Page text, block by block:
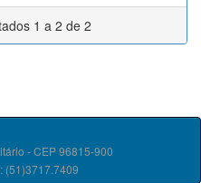
1 a 2 de 2
- CEP 96815-900
(51)3717.7409